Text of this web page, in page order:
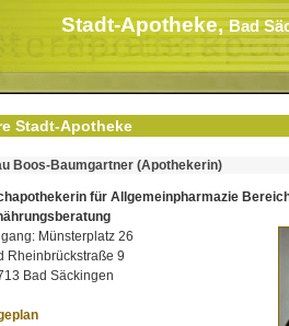
Stadt-Apotheke,Bad
Stadt-Apotheke
Boos-Baumgartner (Apothekerin)
für Allgemeinpharmazie
Münsterplatz 26
Rheinbrückstraße 9
Bad Säckingen